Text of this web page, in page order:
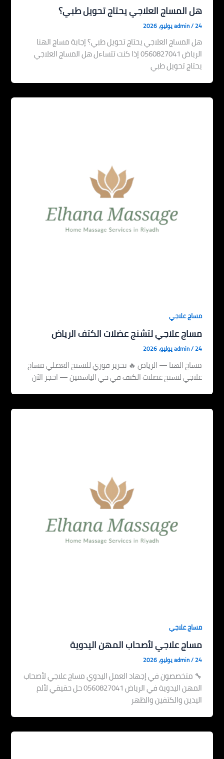
هل المساج العلاجي يحتاج تحويل طبي؟
admin/24 يوليو، 2026
هل المساج العلاجي يحتاج تحويل طبي؟ إجابة مساج الهنا
الرياض 0560827041 إذا كنت تتساءل هل المساج العلاجي
يحتاج تحويل طبي
مساج علاجي
مساج علاجي لتشنج عضلات الكتف الرياض
admin/24 يوليو، 2026
مساج الهنا — الرياض 🔥 تحرير فوري للتشنج العضلي مساج
علاجي لتشنج عضلات الكتف في حي الياسمين — احجز الآن
مساج علاجي
مساج علاجي لأصحاب المهن اليدوية
admin/24 يوليو، 2026
🔧 متخصصون في إجهاد العمل اليدوي مساج علاجي لأصحاب
المهن اليدوية في الرياض 0560827041 حل حقيقي لألم
اليدين والكتفين والظهر